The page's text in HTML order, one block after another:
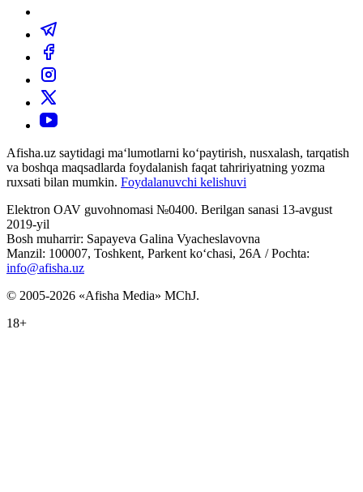
Afisha.uz saytidagi ma‘lumotlarni ko‘paytirish, nusxalash, tarqatish
va boshqa maqsadlarda foydalanish faqat tahririyatning yozma
ruxsati bilan mumkin. Foydalanuvchi kelishuvi
Elektron OAV guvohnomasi №0400. Berilgan sanasi 13-avgust
2019-yil
Bosh muharrir: Sapayeva Galina Vyacheslavovna
Manzil: 100007, Toshkent, Parkent ko‘chasi, 26А / Pochta:
info@afisha.uz
© 2005-2026 «Afisha Media» MChJ.
18+